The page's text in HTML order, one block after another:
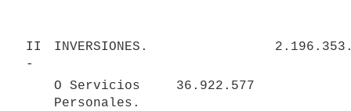
II
-
INVERSIONES.
O Servicios
Personales.
36.922.577